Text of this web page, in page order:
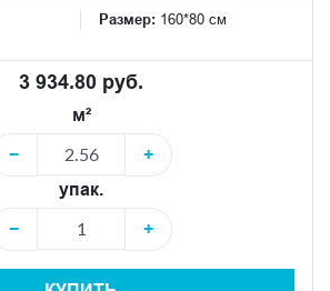
Размер: 160*80 см
3 934.80 руб.
м²
−
+
упак.
−
+